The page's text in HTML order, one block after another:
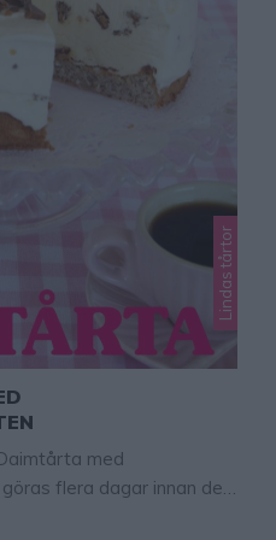
Lindas tårtor
med
flera dagar innan den